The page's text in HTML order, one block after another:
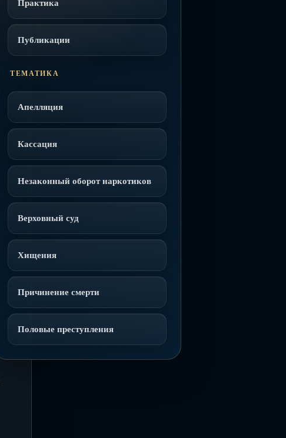
Практика
Публикации
ТЕМАТИКА
Апелляция
Кассация
Незаконный оборот наркотиков
Верховный суд
Хищения
Причинение смерти
Половые преступления